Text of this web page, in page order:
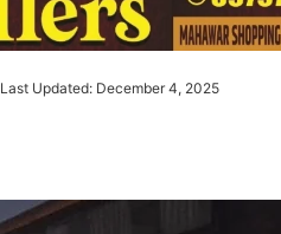
Last Updated: December 4, 2025